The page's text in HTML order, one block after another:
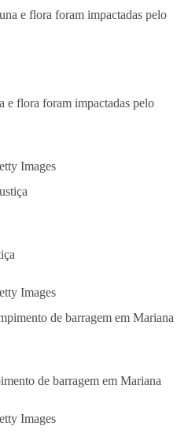
e flora foram impactadas pelo
Images
Images
de barragem em Mariana
Images